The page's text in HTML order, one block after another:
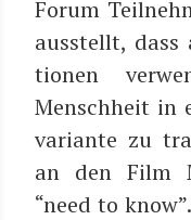
Forum
aus­stellt,
tio­nen
Mensch­heit in
va­ri­an­te zu
an den Film
“need to